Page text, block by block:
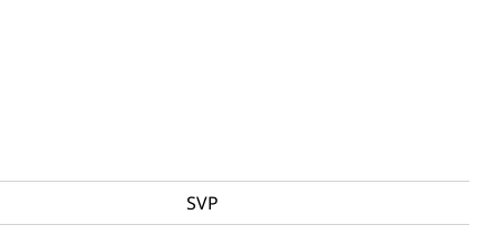
SVP
Betriebe, Alarmierung, Sirenentest